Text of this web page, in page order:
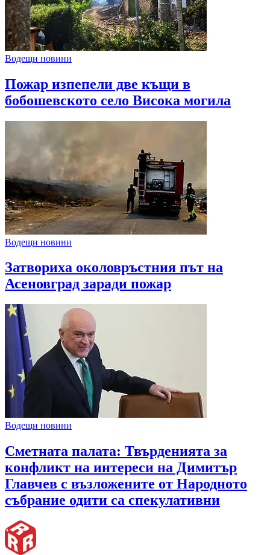
Водещи новини
Пожар изпепели две къщи в
бобошевското село Висока могила
Водещи новини
Затвориха околовръстния път на
Асеновград заради пожар
Водещи новини
Сметната палата: Твърденията за
конфликт на интереси на Димитър
Главчев с възложените от Народното
събрание одити са спекулативни